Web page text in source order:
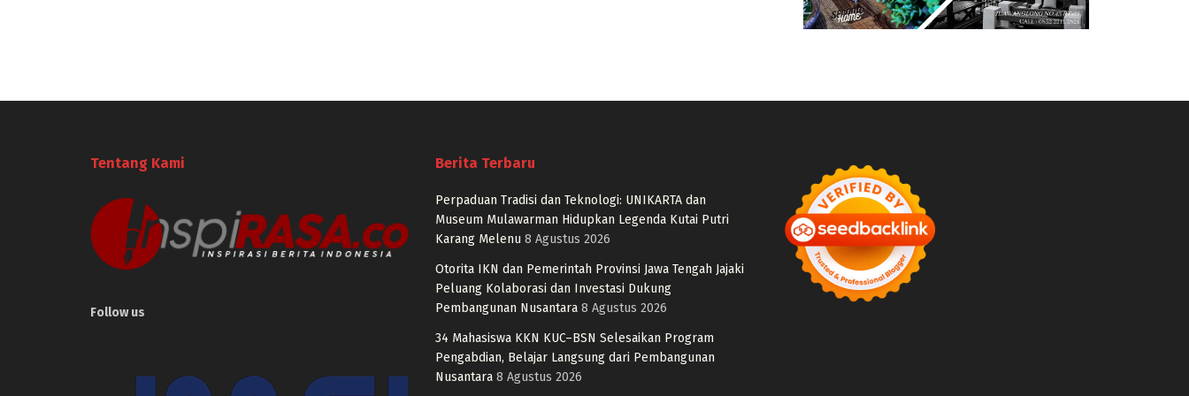
Tentang Kami
Follow us
Berita Terbaru
Perpaduan Tradisi dan Teknologi: UNIKARTA dan
Museum Mulawarman Hidupkan Legenda Kutai Putri
Karang Melenu 8 Agustus 2026
Otorita IKN dan Pemerintah Provinsi Jawa Tengah Jajaki
Peluang Kolaborasi dan Investasi Dukung
Pembangunan Nusantara 8 Agustus 2026
34 Mahasiswa KKN KUC–BSN Selesaikan Program
Pengabdian, Belajar Langsung dari Pembangunan
Nusantara 8 Agustus 2026